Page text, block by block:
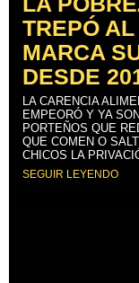
TREPÓ
MARCA
DESDE
LA CARENCIA
EMPEORÓ Y YA
PORTEÑOS QUE
QUE COMEN O
CHICOS LA
SEGUIR LEYENDO